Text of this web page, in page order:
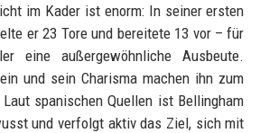
im Kader ist enorm: In seiner ersten
er 23 Tore und bereitete 13 vor – für
eine außergewöhnliche Ausbeute.
und sein Charisma machen ihn zum
spanischen Quellen ist Bellingham
und verfolgt aktiv das Ziel, sich mit